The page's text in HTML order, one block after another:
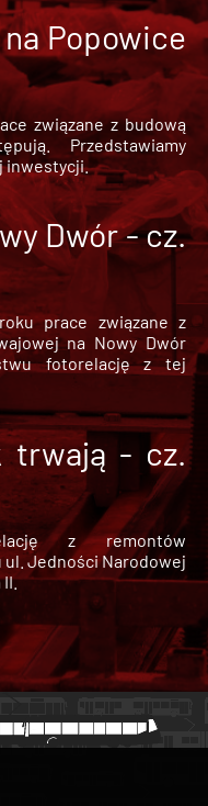
Popowice
związane z budową
Przedstawiamy
inwestycji.
Dwór - cz.
prace związane z
na Nowy Dwór
fotorelację z tej
trwają - cz.
z remontów
ul. Jedności Narodowej
II.